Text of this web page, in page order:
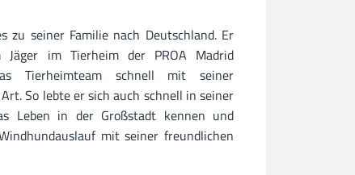
zu seiner Familie nach Deutschland. Er
im Tierheim der PROA Madrid
Tierheimteam schnell mit seiner
So lebte er sich auch schnell in seiner
Leben in der Großstadt kennen und
mit seiner freundlichen